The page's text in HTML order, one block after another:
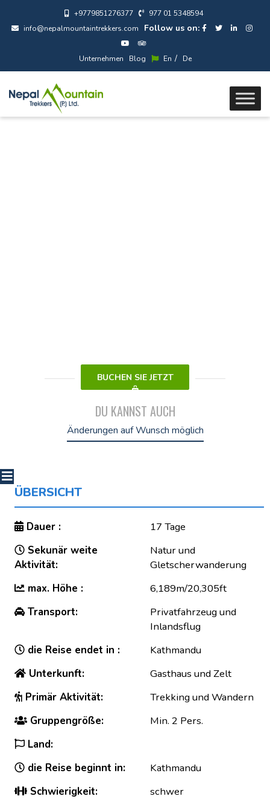
+9779851276377
977 01 5348594
info@nepalmountaintrekkers.com
Follow us on:
Unternehmen Blog En / De
BUCHEN SIE JETZT
DU KANNST AUCH
Änderungen auf Wunsch möglich
ÜBERSICHT
Dauer :
17 Tage
Sekunär weite
Aktivität:
Natur und
Gletscherwanderung
max. Höhe :
6,189m/20,305ft
Transport:
Privatfahrzeug und
Inlandsflug
die Reise endet in :
Kathmandu
Unterkunft:
Gasthaus und Zelt
Primär Aktivität:
Trekking und Wandern
Gruppengröße:
Min. 2 Pers.
Land:
die Reise beginnt in:
Kathmandu
Schwierigkeit:
schwer